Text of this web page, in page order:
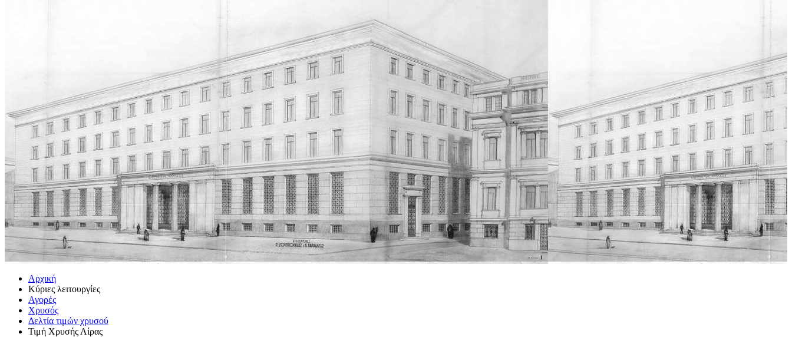
Αρχική
Κύριες λειτουργίες
Αγορές
Χρυσός
Δελτία τιμών χρυσού
Τιμή Χρυσής Λίρας